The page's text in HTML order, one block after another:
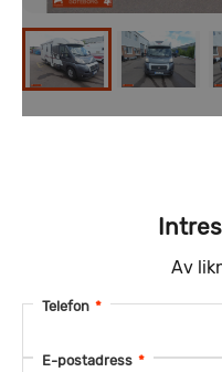
Av
Telefon *
E-postadress *